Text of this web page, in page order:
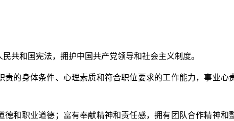
和国宪法，拥护中国共产党领导和社会主义制度。
的身体条件、心理素质和符合职位要求的工作能力，事业心
和职业道德；富有奉献精神和责任感，拥有团队合作精神和